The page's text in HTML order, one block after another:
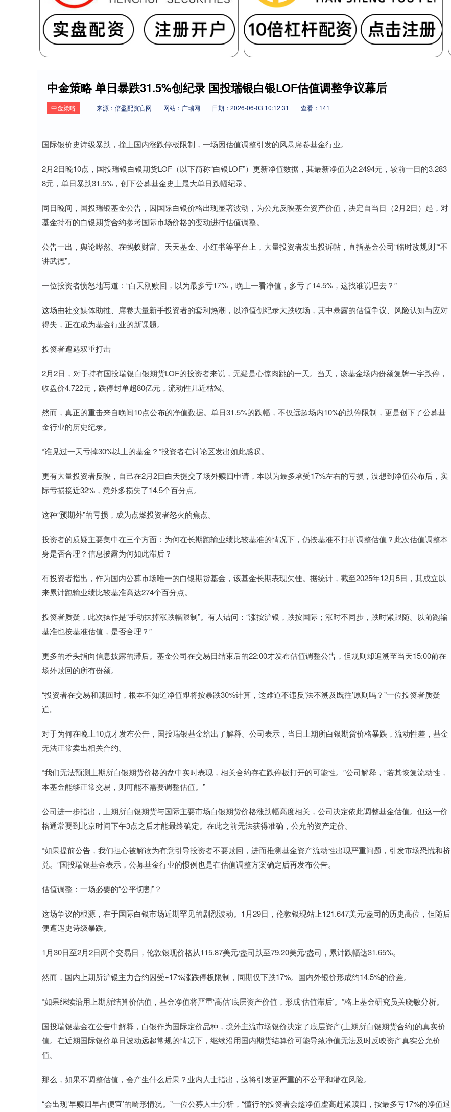
中金策略 单日暴跌31.5%创纪录 国投瑞银白银LOF估值调整争议幕后
中金策略 来源：倍盈配资官网 网站：广瑞网 日期：2026-06-03 10:12:31 查看：141
国际银价史诗级暴跌，撞上国内涨跌停板限制，一场因估值调整引发的风暴席卷基金行业。
2月2日晚10点，国投瑞银白银期货LOF（以下简称“白银LOF”）更新净值数据，其最新净值为2.2494元，较前一日的3.283
8元，单日暴跌31.5%，创下公募基金史上最大单日跌幅纪录。
同日晚间，国投瑞银基金公告，因国际白银价格出现显著波动，为公允反映基金资产价值，决定自当日（2月2日）起，对
基金持有的白银期货合约参考国际市场价格的变动进行估值调整。
公告一出，舆论哗然。在蚂蚁财富、天天基金、小红书等平台上，大量投资者发出投诉帖，直指基金公司“临时改规则”“不
讲武德”。
一位投资者愤怒地写道：“白天刚赎回，以为最多亏17%，晚上一看净值，多亏了14.5%，这找谁说理去？”
这场由社交媒体助推、席卷大量新手投资者的套利热潮，以净值创纪录大跌收场，其中暴露的估值争议、风险认知与应对
得失，正在成为基金行业的新课题。
投资者遭遇双重打击
2月2日，对于持有国投瑞银白银期货LOF的投资者来说，无疑是心惊肉跳的一天。当天，该基金场内份额复牌一字跌停，
收盘价4.722元，跌停封单超80亿元，流动性几近枯竭。
然而，真正的重击来自晚间10点公布的净值数据。单日31.5%的跌幅，不仅远超场内10%的跌停限制，更是创下了公募基
金行业的历史纪录。
“谁见过一天亏掉30%以上的基金？”投资者在讨论区发出如此感叹。
更有大量投资者反映，自己在2月2日白天提交了场外赎回申请，本以为最多承受17%左右的亏损，没想到净值公布后，实
际亏损接近32%，意外多损失了14.5个百分点。
这种“预期外”的亏损，成为点燃投资者怒火的焦点。
投资者的质疑主要集中在三个方面：为何在长期跑输业绩比较基准的情况下，仍按基准不打折调整估值？此次估值调整本
身是否合理？信息披露为何如此滞后？
有投资者指出，作为国内公募市场唯一的白银期货基金，该基金长期表现欠佳。据统计，截至2025年12月5日，其成立以
来累计跑输业绩比较基准高达274个百分点。
投资者质疑，此次操作是“手动抹掉涨跌幅限制”。有人诘问：“涨按沪银，跌按国际；涨时不同步，跌时紧跟随。以前跑输
基准也按基准估值，是否合理？”
更多的矛头指向信息披露的滞后。基金公司在交易日结束后的22:00才发布估值调整公告，但规则却追溯至当天15:00前在
场外赎回的所有份额。
“投资者在交易和赎回时，根本不知道净值即将按暴跌30%计算，这难道不违反‘法不溯及既往’原则吗？”一位投资者质疑
道。
对于为何在晚上10点才发布公告，国投瑞银基金给出了解释。公司表示，当日上期所白银期货价格暴跌，流动性差，基金
无法正常卖出相关合约。
“我们无法预测上期所白银期货价格的盘中实时表现，相关合约存在跌停板打开的可能性。”公司解释，“若其恢复流动性，
本基金能够正常交易，则可能不需要调整估值。”
公司进一步指出，上期所白银期货与国际主要市场白银期货价格涨跌幅高度相关，公司决定依此调整基金估值。但这一价
格通常要到北京时间下午3点之后才能最终确定。在此之前无法获得准确，公允的资产定价。
“如果提前公告，我们担心被解读为有意引导投资者不要赎回，进而推测基金资产流动性出现严重问题，引发市场恐慌和挤
兑。”国投瑞银基金表示，公募基金行业的惯例也是在估值调整方案确定后再发布公告。
估值调整：一场必要的“公平切割”？
这场争议的根源，在于国际白银市场近期罕见的剧烈波动。1月29日，伦敦银现站上121.647美元/盎司的历史高位，但随后
便遭遇史诗级暴跌。
1月30日至2月2日两个交易日，伦敦银现价格从115.87美元/盎司跌至79.20美元/盎司，累计跌幅达31.65%。
然而，国内上期所沪银主力合约因受±17%涨跌停板限制，同期仅下跌17%。国内外银价形成约14.5%的价差。
“如果继续沿用上期所结算价估值，基金净值将严重‘高估’底层资产价值，形成‘估值滞后’。”格上基金研究员关晓敏分析。
国投瑞银基金在公告中解释，白银作为国际定价品种，境外主流市场银价决定了底层资产(上期所白银期货合约)的真实价
值。在近期国际银价单日波动远超常规的情况下，继续沿用国内期货结算价可能导致净值无法及时反映资产真实公允价
值。
那么，如果不调整估值，会产生什么后果？业内人士指出，这将引发更严重的不公平和潜在风险。
“会出现‘早赎回早占便宜’的畸形情况。”一位公募人士分析，“懂行的投资者会趁净值虚高赶紧赎回，按最多亏17%的净值退